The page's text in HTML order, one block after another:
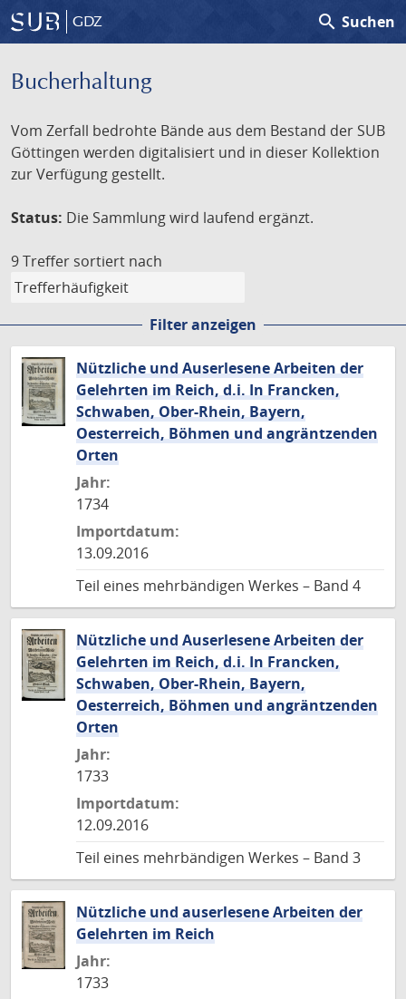
GDZ search Suchen
Bucherhaltung
Vom Zerfall bedrohte Bände aus dem Bestand der SUB
Göttingen werden digitalisiert und in dieser Kollektion
zur Verfügung gestellt.
Status: Die Sammlung wird laufend ergänzt.
9 Treffer sortiert nach
Filter anzeigen
Nützliche und Auserlesene Arbeiten der
Gelehrten im Reich, d.i. In Francken,
Schwaben, Ober-Rhein, Bayern,
Oesterreich, Böhmen und angräntzenden
Orten
Jahr:
1734
Importdatum:
13.09.2016
Teil eines mehrbändigen Werkes – Band 4
Nützliche und Auserlesene Arbeiten der
Gelehrten im Reich, d.i. In Francken,
Schwaben, Ober-Rhein, Bayern,
Oesterreich, Böhmen und angräntzenden
Orten
Jahr:
1733
Importdatum:
12.09.2016
Teil eines mehrbändigen Werkes – Band 3
Nützliche und auserlesene Arbeiten der
Gelehrten im Reich
Jahr:
1733